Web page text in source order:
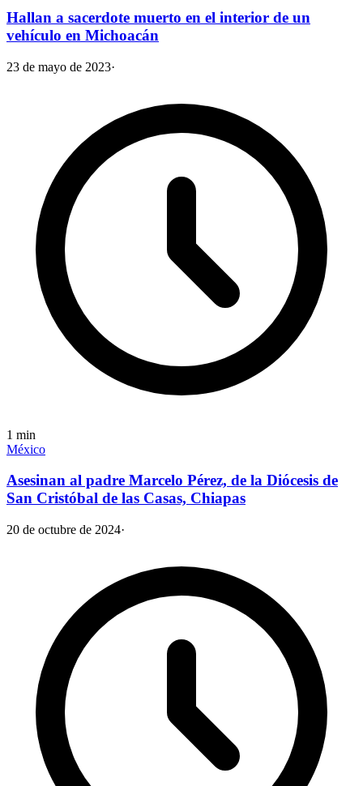
Hallan a sacerdote muerto en el interior de un
vehículo en Michoacán
23 de mayo de 2023·
1 min
México
Asesinan al padre Marcelo Pérez, de la Diócesis de
San Cristóbal de las Casas, Chiapas
20 de octubre de 2024·